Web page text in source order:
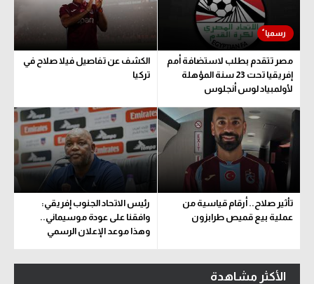
مصر تتقدم بطلب لاستضافة أمم
إفريقيا تحت 23 سنة المؤهلة
لأولمبياد لوس أنجلوس
الكشف عن تفاصيل فيلا صلاح في
تركيا
تأثير صلاح.. أرقام قياسية من
عملية بيع قميص طرابزون
رئيس الاتحاد الجنوب إفريقي:
وافقنا على عودة موسيماني..
وهذا موعد الإعلان الرسمي
الأكثر مشاهدة